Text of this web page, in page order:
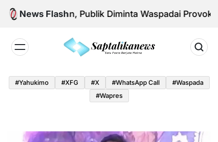
Skip
News Flash
Aman, Publik Diminta Waspadai Provokasi
#yahukimo #XFG #x #WhatsApp Call
#waspada
#Wapres